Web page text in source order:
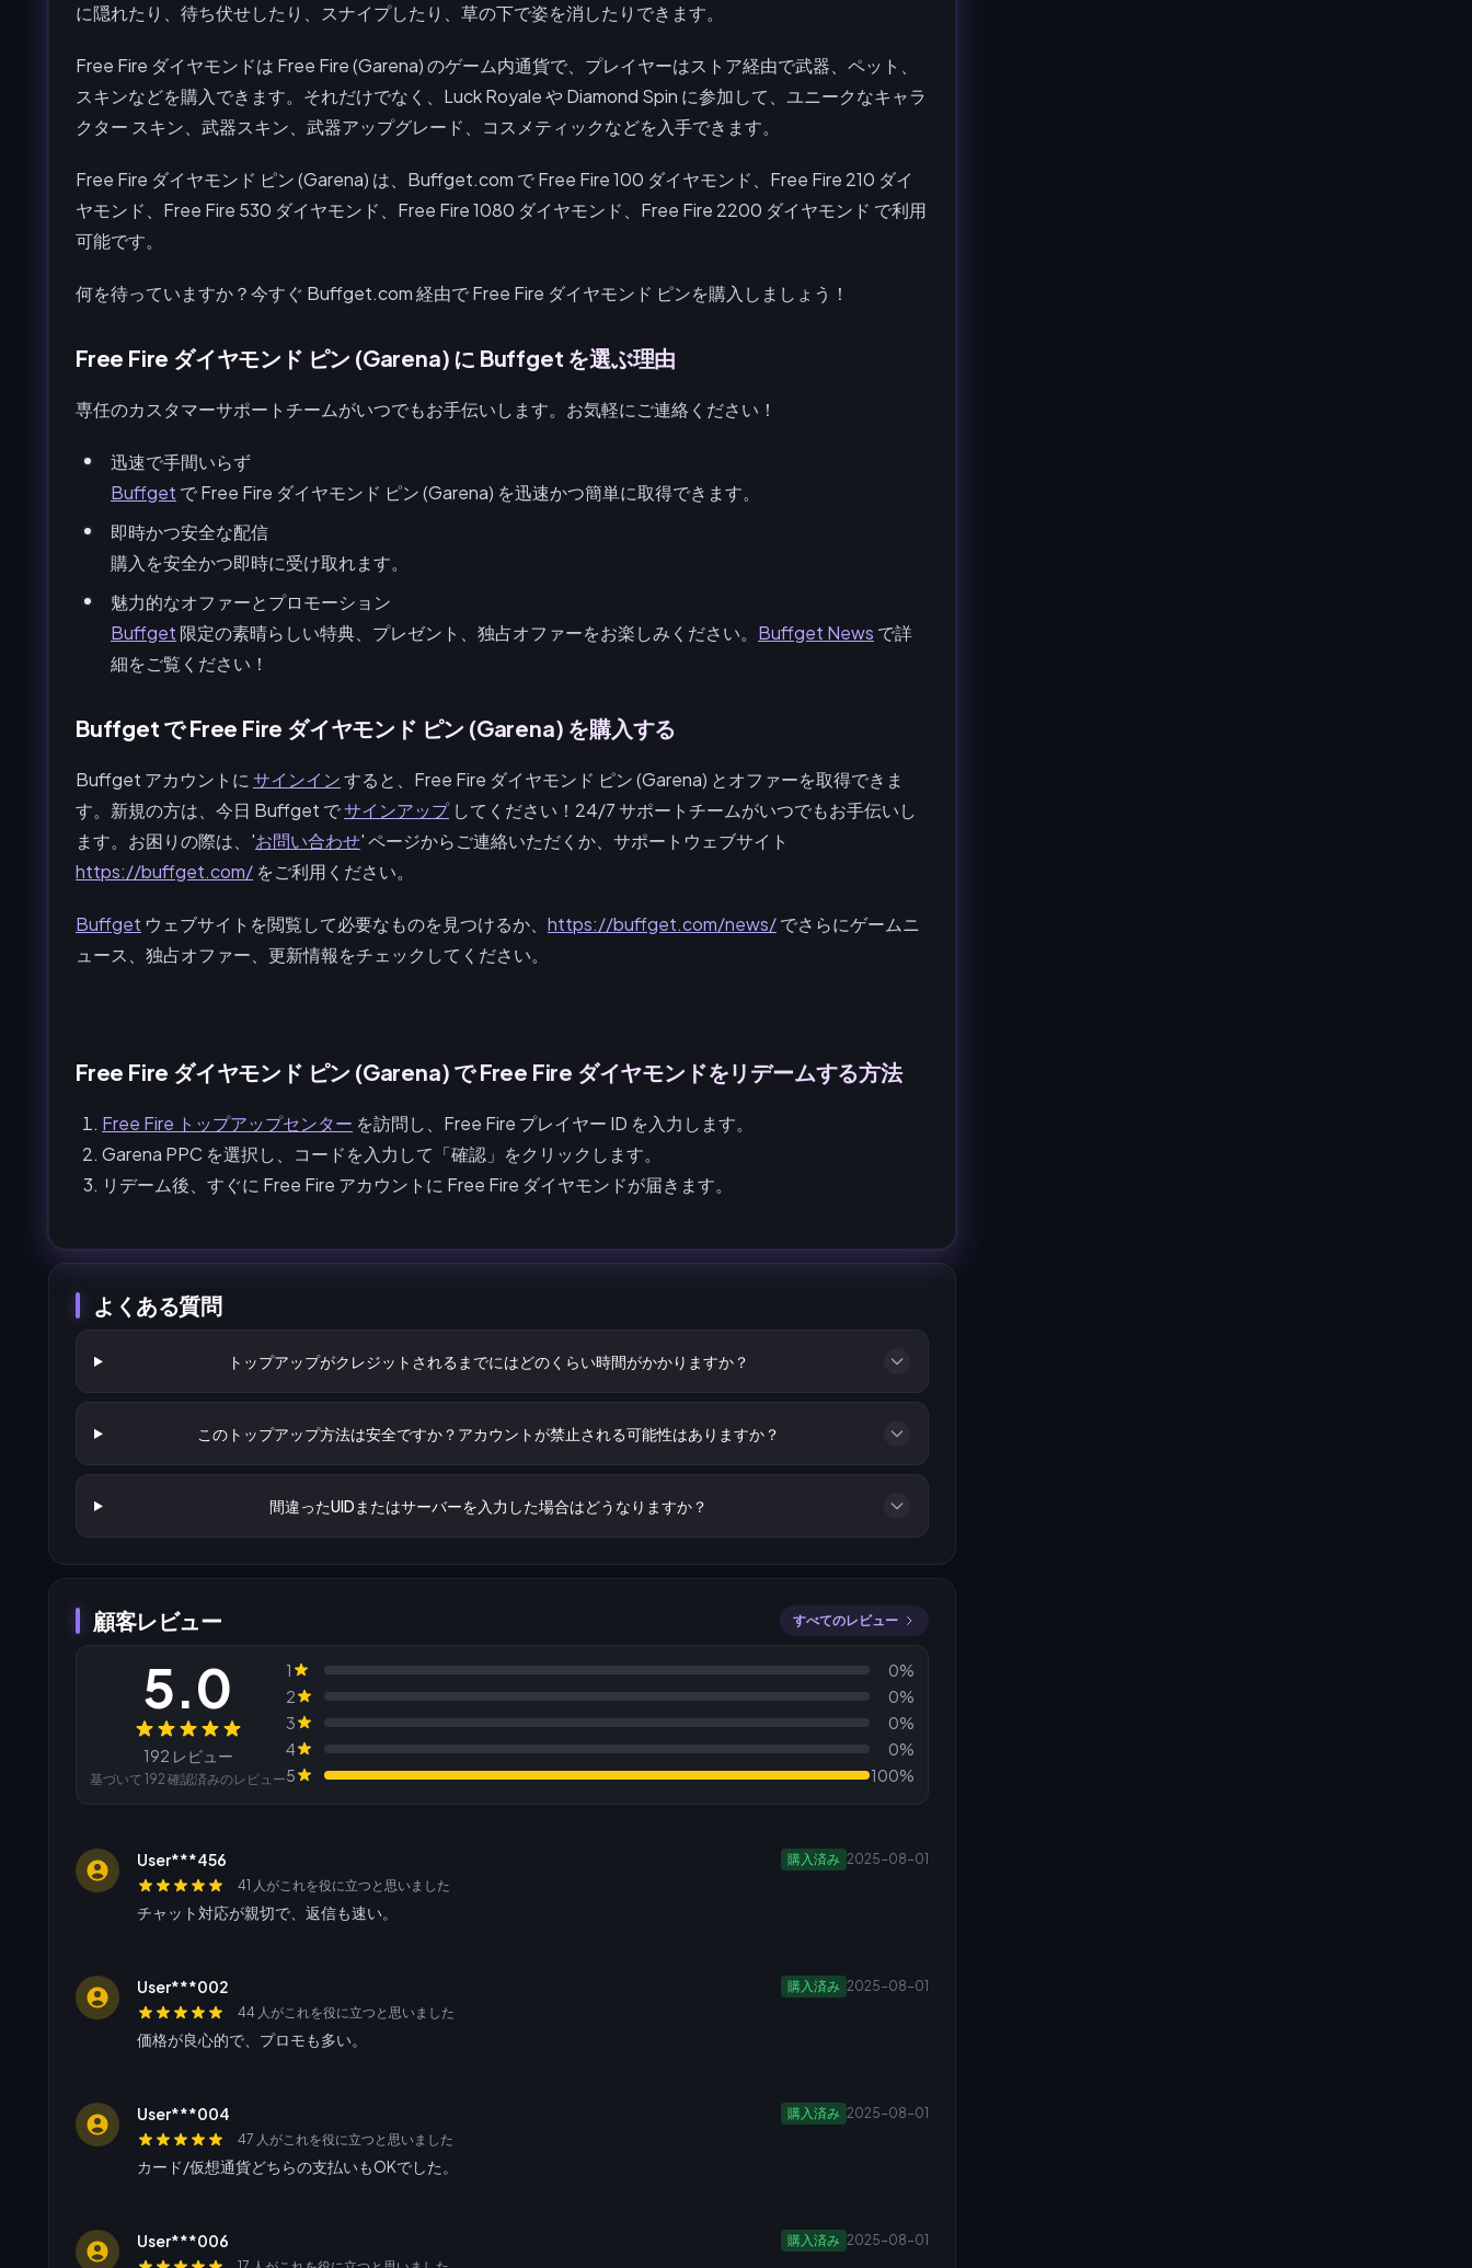
に隠れたり、待ち伏せしたり、スナイプしたり、草の下で姿を消したりできます。
Free Fire ダイヤモンドは Free Fire (Garena) のゲーム内通貨で、プレイヤーはストア経由で武器、ペット、
スキンなどを購入できます。それだけでなく、Luck Royale や Diamond Spin に参加して、ユニークなキャラ
クター スキン、武器スキン、武器アップグレード、コスメティックなどを入手できます。
Free Fire ダイヤモンド ピン (Garena) は、Buffget.com で Free Fire 100 ダイヤモンド、Free Fire 210 ダイ
ヤモンド、Free Fire 530 ダイヤモンド、Free Fire 1080 ダイヤモンド、Free Fire 2200 ダイヤモンド で利用
可能です。
何を待っていますか？今すぐ Buffget.com 経由で Free Fire ダイヤモンド ピンを購入しましょう！
Free Fire ダイヤモンド ピン (Garena) に Buffget を選ぶ理由
専任のカスタマーサポートチームがいつでもお手伝いします。お気軽にご連絡ください！
迅速で手間いらず
Buffget で Free Fire ダイヤモンド ピン (Garena) を迅速かつ簡単に取得できます。
即時かつ安全な配信
購入を安全かつ即時に受け取れます。
魅力的なオファーとプロモーション
Buffget 限定の素晴らしい特典、プレゼント、独占オファーをお楽しみください。 Buffget News で詳
細をご覧ください！
Buffget で Free Fire ダイヤモンド ピン (Garena) を購入する
Buffget アカウントにサインインすると、Free Fire ダイヤモンド ピン (Garena) とオファーを取得できま
す。新規の方は、今日 Buffget でサインアップしてください！24/7 サポートチームがいつでもお手伝いし
ます。お困りの際は、'お問い合わせ' ページからご連絡いただくか、サポートウェブサイト
https://buffget.com/ をご利用ください。
Buffget ウェブサイトを閲覧して必要なものを見つけるか、 https://buffget.com/news/でさらにゲームニ
ュース、独占オファー、更新情報をチェックしてください。
Free Fire ダイヤモンド ピン (Garena) で Free Fire ダイヤモンドをリデームする方法
Free Fire トップアップセンター を訪問し、Free Fire プレイヤー ID を入力します。
Garena PPC を選択し、コードを入力して「確認」をクリックします。
リデーム後、すぐに Free Fire アカウントに Free Fire ダイヤモンドが届きます。
よくある質問
トップアップがクレジットされるまでにはどのくらい時間がかかりますか？
このトップアップ方法は安全ですか？アカウントが禁止される可能性はありますか？
間違ったUIDまたはサーバーを入力した場合はどうなりますか？
顧客レビュー すべてのレビュー
レビュー
5.0
192 レビュー
基づいて 192 確認済みのレビュー
1
0%
2
0%
3
0%
4
0%
5
100%
User***456 購入済み 2025-08-01
41 人がこれを役に立つと思いました
チャット対応が親切で、返信も速い。
User***002 購入済み 2025-08-01
44 人がこれを役に立つと思いました
価格が良心的で、プロモも多い。
User***004 購入済み 2025-08-01
47 人がこれを役に立つと思いました
カード/仮想通貨どちらの支払いもOKでした。
User***006 購入済み 2025-08-01